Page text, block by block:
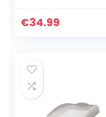
g, 168 stuks
€34.99